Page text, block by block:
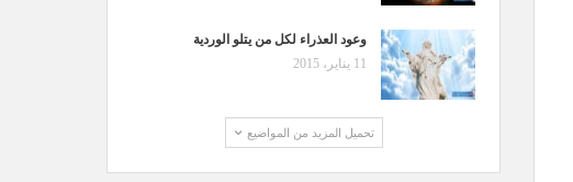
وعود العذراء لكل من يتلو الوردية
11 يناير، 2015
تحميل المزيد من المواضيع